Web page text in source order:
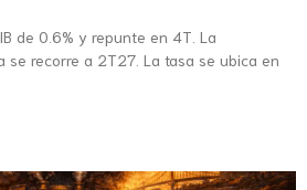
de 0.6% y repunte en 4T. La
se recorre a 2T27. La tasa se ubica en